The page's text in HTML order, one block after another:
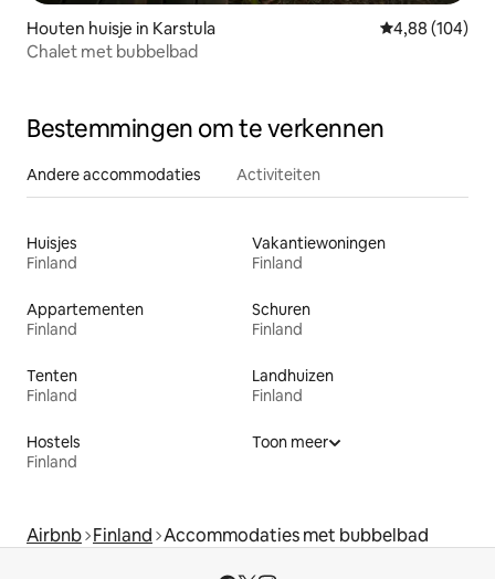
Houten huisje in Karstula Gemiddelde
4,88 (104)
Chalet met bubbelbad
Bestemmingen om te verkennen
Andere accommodaties Activiteiten
Huisjes
Finland
Vakantiewoningen
Finland
Appartementen
Finland
Schuren
Finland
Tenten
Finland
Landhuizen
Finland
Hostels
Finland
Toon meer
Airbnb Finland Accommodaties met bubbelbad